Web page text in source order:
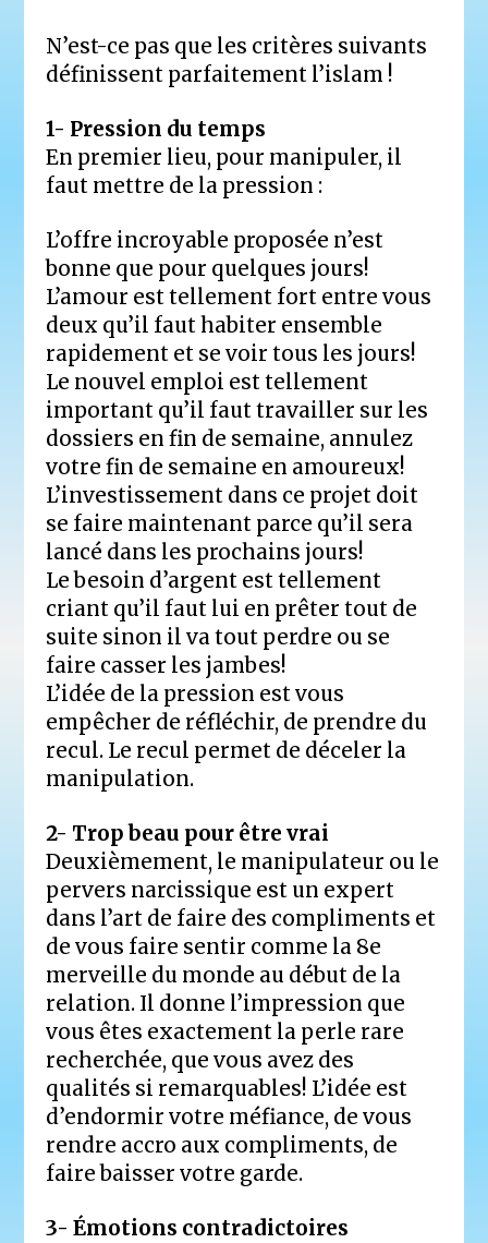
N’est-ce pas que les critères suivants
définissent parfaitement l’islam !
1- Pression du temps
En premier lieu, pour manipuler, il
faut mettre de la pression :
L’offre incroyable proposée n’est
bonne que pour quelques jours!
L’amour est tellement fort entre vous
deux qu’il faut habiter ensemble
rapidement et se voir tous les jours!
Le nouvel emploi est tellement
important qu’il faut travailler sur les
dossiers en fin de semaine, annulez
votre fin de semaine en amoureux!
L’investissement dans ce projet doit
se faire maintenant parce qu’il sera
lancé dans les prochains jours!
Le besoin d’argent est tellement
criant qu’il faut lui en prêter tout de
suite sinon il va tout perdre ou se
faire casser les jambes!
L’idée de la pression est vous
empêcher de réfléchir, de prendre du
recul. Le recul permet de déceler la
manipulation.
2- Trop beau pour être vrai
Deuxièmement, le manipulateur ou le
pervers narcissique est un expert
dans l’art de faire des compliments et
de vous faire sentir comme la 8e
merveille du monde au début de la
relation. Il donne l’impression que
vous êtes exactement la perle rare
recherchée, que vous avez des
qualités si remarquables! L’idée est
d’endormir votre méfiance, de vous
rendre accro aux compliments, de
faire baisser votre garde.
3- Émotions contradictoires